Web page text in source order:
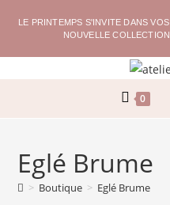
LE PRINTEMPS S'INVITE DANS
NOUVELLE
0
Eglé Brume
> Boutique > Eglé Brume